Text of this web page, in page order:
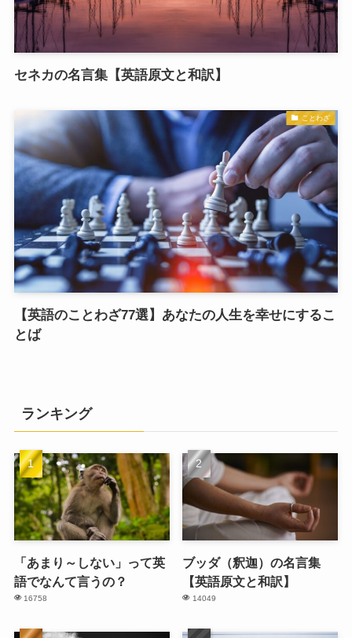
セネカの名言集【英語原文と和訳】
ことわざ
【英語のことわざ77選】あなたの人生を幸せにするこ
とば
ランキング
「あまり～しない」って英
語でなんて言うの？
16758
ブッダ（釈迦）の名言集
【英語原文と和訳】
14049